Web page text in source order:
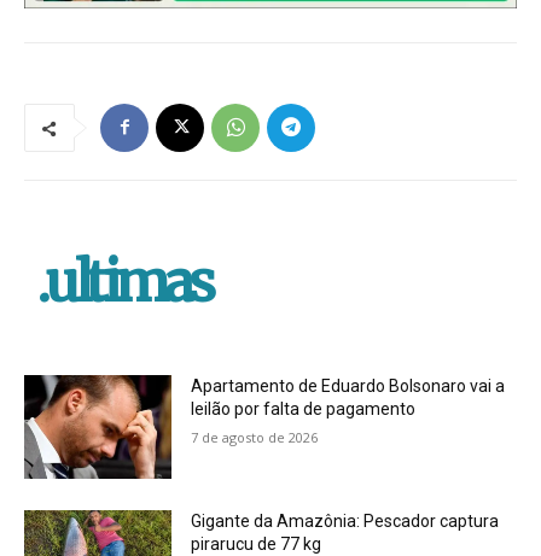
.ultimas
Apartamento de Eduardo Bolsonaro vai a
leilão por falta de pagamento
7 de agosto de 2026
Gigante da Amazônia: Pescador captura
pirarucu de 77 kg